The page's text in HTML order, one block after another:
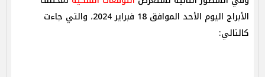
الأبراج اليوم الأحد الموافق 18 فبراير 2024، والتي جاءت
كالتالي: